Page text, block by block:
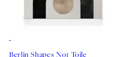
Berlin Shapes No1 Toile